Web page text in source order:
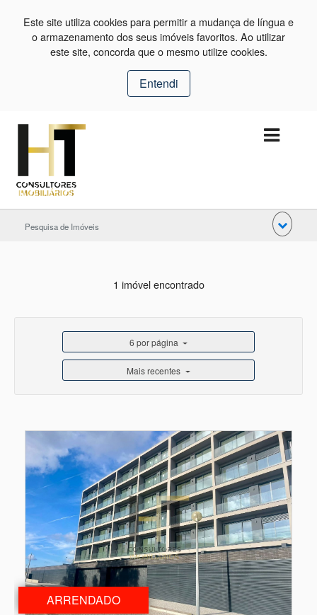
Este site utiliza cookies para permitir a mudança de língua e
o armazenamento dos seus imóveis favoritos. Ao utilizar
este site, concorda que o mesmo utilize cookies.
Entendi
Pesquisa de Imóveis
1 imóvel encontrado
6 por página
Mais recentes
ARRENDADO